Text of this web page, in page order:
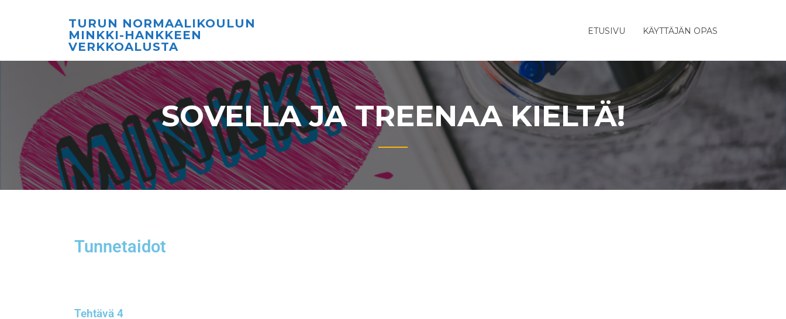
TURUN NORMAALIKOULUN
MINKKI-HANKKEEN
VERKKOALUSTA
ETUSIVU KÄYTTÄJÄN OPAS
SOVELLA JA TREENAA KIELTÄ!
Tunnetaidot
Tehtävä 4